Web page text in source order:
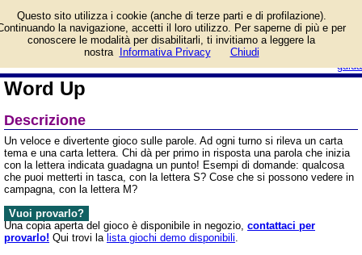
guida
prezzo di vendita.
Prodotto da dV Giochi -
Word Up
Descrizione
Un veloce e divertente gioco sulle parole. Ad ogni turno si rileva un carta
tema e una carta lettera. Chi dà per primo in risposta una parola che inizia
con la lettera indicata guadagna un punto! Esempi di domande: qualcosa
che puoi metterti in tasca, con la lettera S? Cose che si possono vedere in
campagna, con la lettera M?
Vuoi provarlo?
Una copia aperta del gioco è disponibile in negozio, contattaci per
provarlo! Qui trovi la lista giochi demo disponibili.
Questo sito utilizza i cookie (anche di terze parti e di profilazione).
la navigazione, accetti il loro utilizzo. Per saperne di più e per
conoscere le modalità per disabilitarli, ti invitiamo a leggere la
nostra
Informativa Privacy Chiudi